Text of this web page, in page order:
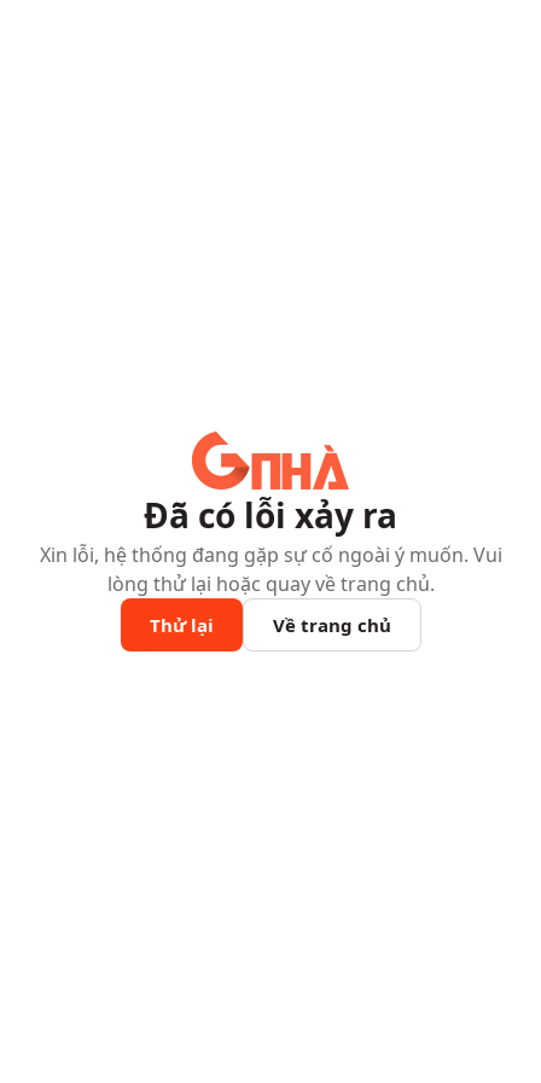
Đã có lỗi xảy ra
Xin lỗi, hệ thống đang gặp sự cố ngoài ý muốn. Vui
lòng thử lại hoặc quay về trang chủ.
Thử lại Về trang chủ